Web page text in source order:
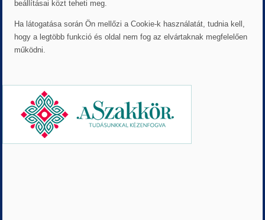
beállításai közt teheti meg.
Ha látogatása során Ön mellőzi a Cookie-k használatát, tudnia kell,
hogy a legtöbb funkció és oldal nem fog az elvártaknak megfelelően
működni.